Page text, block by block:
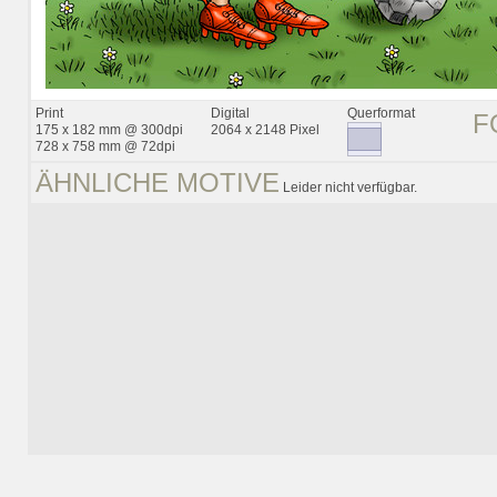
Print
175 x 182 mm @ 300dpi
728 x 758 mm @ 72dpi
Digital
2064 x 2148 Pixel
Querformat
ÄHNLICHE MOTIVE Leider nicht verfügbar.